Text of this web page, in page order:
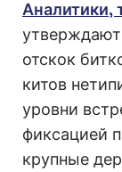
Аналитики,
отскок
китов
уровни
фиксацией
крупные